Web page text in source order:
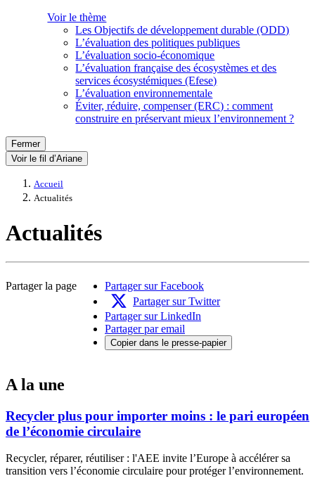
Voir le thème
Les Objectifs de développement durable (ODD)
L’évaluation des politiques publiques
L’évaluation socio-économique
L’évaluation française des écosystèmes et des
services écosystémiques (Efese)
L’évaluation environnementale
Éviter, réduire, compenser (ERC) : comment
construire en préservant mieux l’environnement ?
Fermer
Voir le fil d’Ariane
Accueil
Actualités
Actualités
Partager la page
Partager sur Facebook
Partager sur Twitter
Partager sur LinkedIn
Partager par email
Copier dans le presse-papier
A la une
Recycler plus pour importer moins : le pari européen
de l’économie circulaire
Recycler, réparer, réutiliser : l'AEE invite l’Europe à accélérer sa
transition vers l’économie circulaire pour protéger l’environnement.